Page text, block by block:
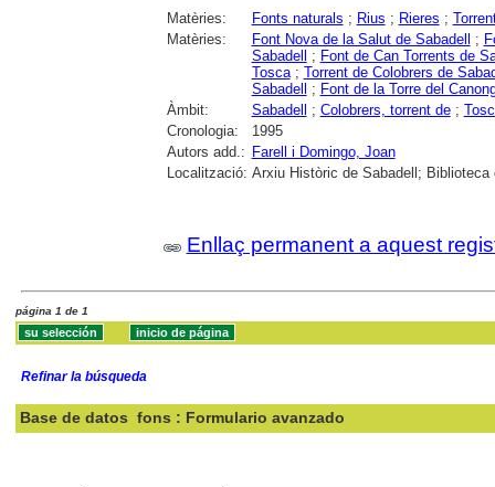
Matèries: Fonts naturals ; Rius ; Rieres ;
Matèries:
Font Nova de la Salut de Sabadell ;
Sabadell
; Font de Can Torrents de
Tosca; Torrent de Colobrers de
Sabadell
; Font de la Torre del
Àmbit:
Sabadell ; Colobrers, torrent de;
Cronologia:
1995
Autors add.: Farell i Domingo, Joan
Localització: Arxiu Històric de Sabadell;
Enllaç permanent a aquest
página 1 de 1
Refinar la búsqueda
Base de datos fons : Formulario avanzado